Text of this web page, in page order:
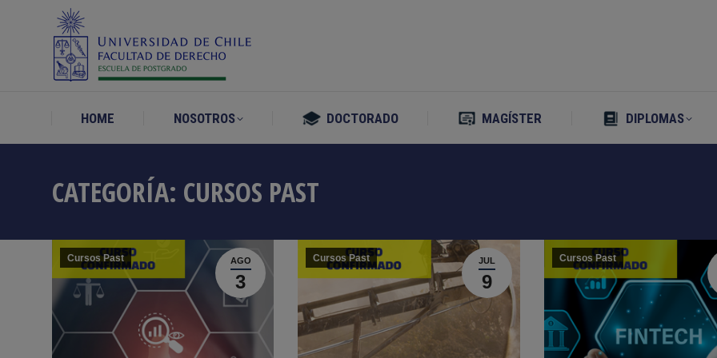
HOME NOSOTROS DOCTORADO MAGÍSTER DIPLOMAS
CATEGORÍA: CURSOS PAST
AGO
3
Cursos Past JUL
9
Cursos Past Cursos Past
HOME